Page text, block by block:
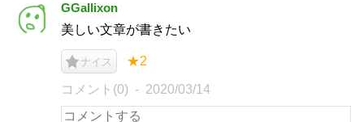
GGallixon
美しい文章が書きたい
ナイス ★2
コメント(0) 2020/03/14